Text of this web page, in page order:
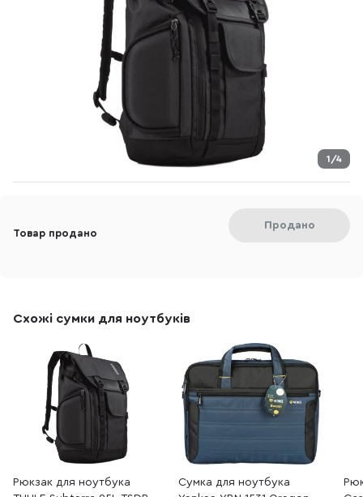
1/4
Товар продано
Продано
Схожі сумки для ноутбуків
Рюкзак для ноутбука
Сумка для ноутбука